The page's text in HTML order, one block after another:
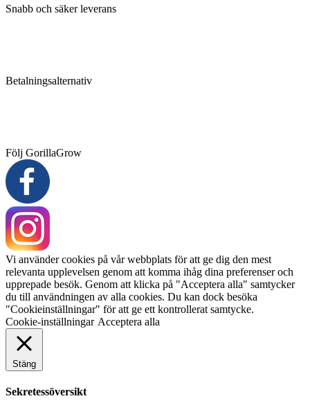
Snabb och säker leverans
Betalningsalternativ
Följ GorillaGrow
Vi använder cookies på vår webbplats för att ge dig den mest
relevanta upplevelsen genom att komma ihåg dina preferenser och
upprepade besök. Genom att klicka på "Acceptera alla" samtycker
du till användningen av alla cookies. Du kan dock besöka
"Cookieinställningar" för att ge ett kontrollerat samtycke.
Cookie-inställningar Acceptera alla
Stäng
Sekretessöversikt